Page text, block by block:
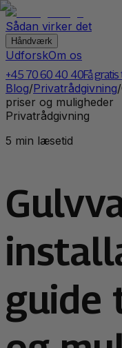
Sådan virker det
Håndværk
UdforskOm os
+45 70 60 40 40Få gratis
Blog/Privatrådgivning/
priser og muligheder
Privatrådgivning
5 min læsetid
guide